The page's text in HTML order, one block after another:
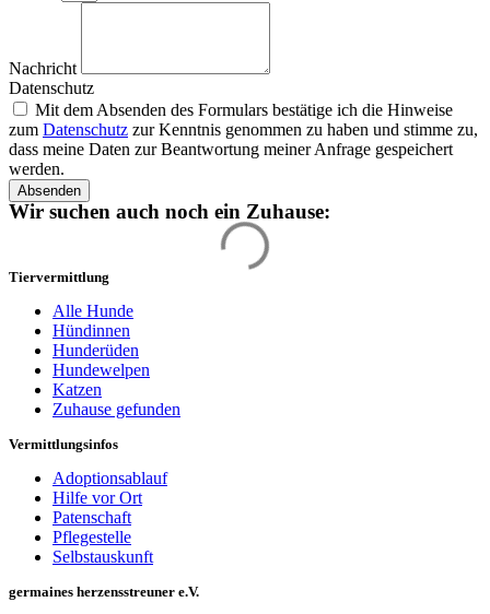
Nachricht
Datenschutz
Mit dem Absenden des Formulars bestätige ich die Hinweise
zum Datenschutz zur Kenntnis genommen zu haben und stimme zu,
dass meine Daten zur Beantwortung meiner Anfrage gespeichert
werden.
Absenden
Wir suchen auch noch ein Zuhause:
Tiervermittlung
Alle Hunde
Hündinnen
Hunderüden
Hundewelpen
Katzen
Zuhause gefunden
Vermittlungsinfos
Adoptionsablauf
Hilfe vor Ort
Patenschaft
Pflegestelle
Selbstauskunft
germaines herzensstreuner e.V.